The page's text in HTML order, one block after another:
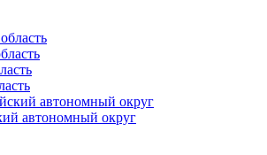
автономный округ
автономный округ